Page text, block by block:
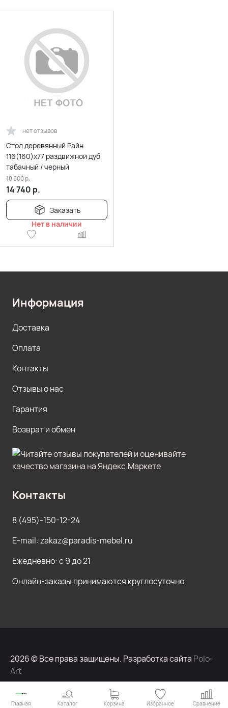
нет отзывов
Стол деревянный Райн
116(160)x77 раздвижной дуб
табачный / черный
14 740 р.
18 800р.
Заказать
Нет в наличии
Информация
Доставка
Оплата
Контакты
Отзывы о нас
Гарантия
Возврат и обмен
Контакты
8 (495)-150-12-24
E-mail: zakaz@paradis-mebel.ru
Ежедневно: с 9 до 21
Онлайн-заказы принимаются круглосуточно
2026 © Все права защищены. Разработка сайта Polo-
Art
Главная Каталог Корзина Избранное Сравнение